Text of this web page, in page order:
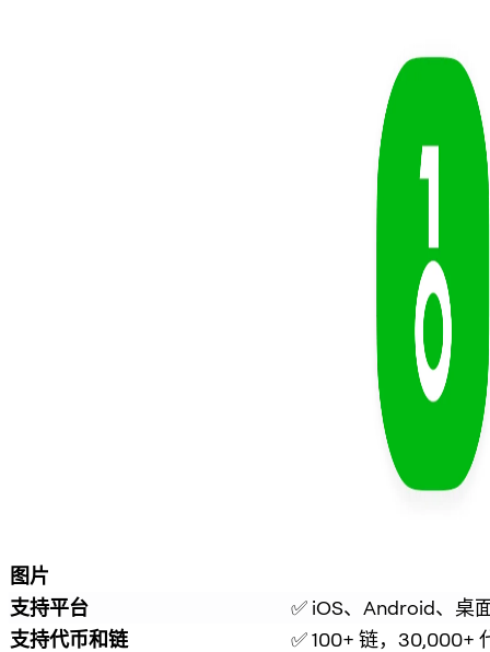
图片
支持平台
✅ iOS、Android、桌
支持代币和链
✅ 100+ 链，30,000+